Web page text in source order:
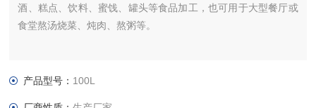
酒、糕点、饮料、蜜饯、罐头等食品加工，也可用于大型餐厅或
食堂熬汤烧菜、炖肉、熬粥等。
产品型号： 100L